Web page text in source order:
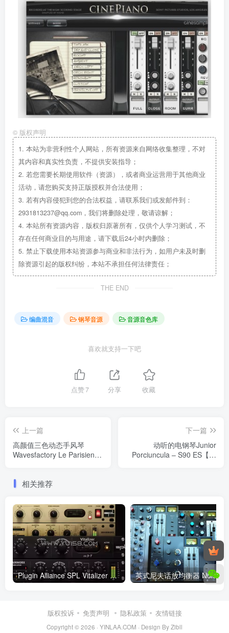
© 版权声明
1. 本站为非营利性个人网站，所有资源来自网络收集整理，不对
其内容和真实性负责，不提供安装指导；
2. 若您需要长期使用软件（资源），或者商业运营用于其他商业
活动，请您购买支持正版授权并合法使用；
3. 若有内容侵犯到您的合法权益，请联系我们或发邮件到：
2931813237@qq.com，我们将删除处理，敬请谅解；
4. 本站所有资源内容，版权归原著所有，仅供个人学习测试，不
存在任何商业目的与用途，请下载后24小时内删除；
5. 禁止下载使用本站资源参与商业和非法行为，如用户未及时删
除资源引起的版权纠纷，本站不承担任何法律责任；
THE END
编曲混音 钢琴音源 音源音色库
喜欢就支持一下吧
点赞7 分享 收藏
上一篇
高颜值三色动态手风琴
Wavesfactory Le Parisien
下一篇
动听的电钢琴Junior
Porciuncula – S90 ES【康
相关推荐
Plugin Alliance SPL Vitalizer MK3-T v1.0.0 WiN
版权投诉 免责声明 隐私政策 友情链接
Copyright © 2026 · YINLAA.COM · Design By Zibll